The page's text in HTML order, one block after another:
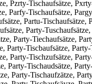
Pzrty-Tischaufsätze,
Parfy-Tischaufsätze,
Partu-
Party-
Party-Tiechaufsätze,
Party-Tiscbaufsätze,
Party-Tischzufsätze,
Party-Tischaudsätze,
Party-Tischaufzätze,